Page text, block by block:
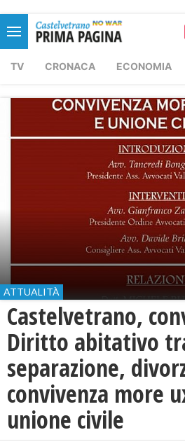
TV CRONACA ECONOMIA
ATTUALITÀ
Castelvetrano,
Diritto abitativo
separazione,
convivenza more
unione civile